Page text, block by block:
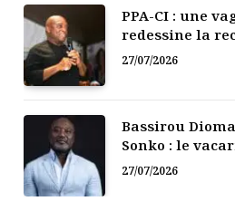
PPA-CI : une
redessine la
politique
27/07/2026
Bassirou
Sonko : le
doit pas faire
Fraternité
27/07/2026